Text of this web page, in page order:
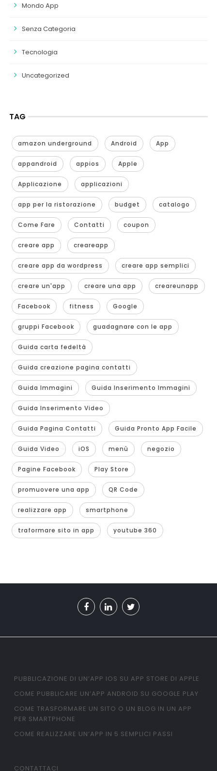
Mondo App
Senza Categoria
Tecnologia
Uncategorized
TAG
amazon underground Android App
appandroid appios Apple
Applicazione applicazioni
app per la ristorazione budget catalogo
Come Fare Contatti coupon
creare app creareapp
creare app da wordpress creare app semplici
creare un'app creare una app creareunapp
Facebook fitness Google
gruppi Facebook guadagnare con le app
Guida carta fedeltà
Guida creazione pagina contatti
Guida Immagini Guida Inserimento Immagini
Guida Inserimento Video
Guida Pagina Contatti Guida Pronto App Facile
Guida Video iOS menù negozio
Pagine Facebook Play Store
promuovere una app QR Code
realizzare app smartphone
traformare sito in app youtube 360
PUBBLICAZIONE DI UN’APP IOS SU APP STORE DI APPLE
COME PUBBLICARE UN’APP ANDROID SU GOOGLE PLAY
COME TRASFORMARE UN SITO O UN BLOG IN UN APP
PER SMARTPHONE
COME REALIZZARE UN’APP IN 5 SEMPLICI PASSI
CONTATTACI